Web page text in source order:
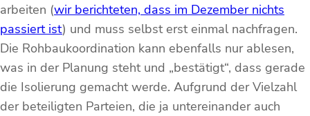
arbeiten (wir berichteten, dass im Dezember nichts
passiert ist) und muss selbst erst einmal nachfragen.
Die Rohbaukoordination kann ebenfalls nur ablesen,
was in der Planung steht und „bestätigt“, dass gerade
die Isolierung gemacht werde. Aufgrund der Vielzahl
der beteiligten Parteien, die ja untereinander auch